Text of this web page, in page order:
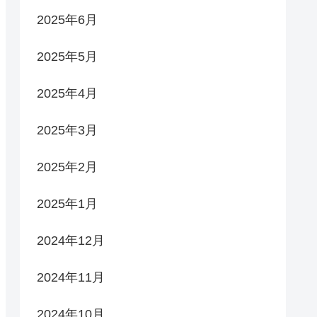
2025年6月
2025年5月
2025年4月
2025年3月
2025年2月
2025年1月
2024年12月
2024年11月
2024年10月